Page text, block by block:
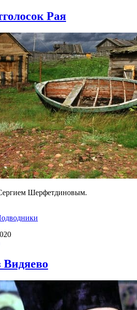
Рая
Шерфетдиновым.